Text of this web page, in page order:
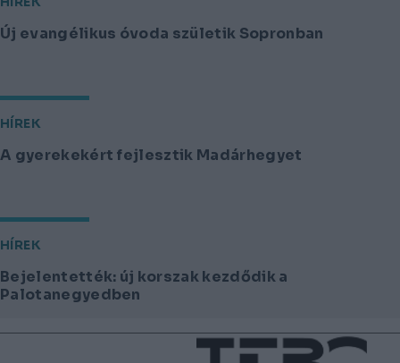
Új evangélikus óvoda születik Sopronban
HÍREK
A gyerekekért fejlesztik Madárhegyet
HÍREK
Bejelentették: új korszak kezdődik a
Palotanegyedben
Lábléc